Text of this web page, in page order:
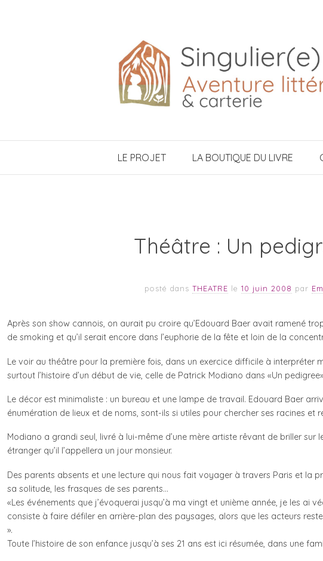
LE PROJET LA BOUTIQUE DU LIVRE
Théâtre : Un
posté dans THEATRE le 10 juin 2008 par
Après son show cannois, on aurait pu croire qu’Edouard Baer avait ramené
de smoking et qu’il serait encore dans l’euphorie de la fête et loin de la
Le voir au théâtre pour la première fois, dans un exercice difficile à interpréter
surtout l’histoire d’un début de vie, celle de Patrick Modiano dans «Un
Le décor est minimaliste : un bureau et une lampe de travail. Edouard Baer
énumération de lieux et de noms, sont-ils si utiles pour chercher ses racines et
Modiano a grandi seul, livré à lui-même d’une mère artiste rêvant de briller sur
étranger qu’il l’appellera un jour monsieur.
Des parents absents et une lecture qui nous fait voyager à travers Paris et la
sa solitude, les frasques de ses parents…
«Les événements que j’évoquerai jusqu’à ma vingt et unième année, je les ai
consiste à faire défiler en arrière-plan des paysages, alors que les acteurs
».
Toute l’histoire de son enfance jusqu’à ses 21 ans est ici résumée, dans une